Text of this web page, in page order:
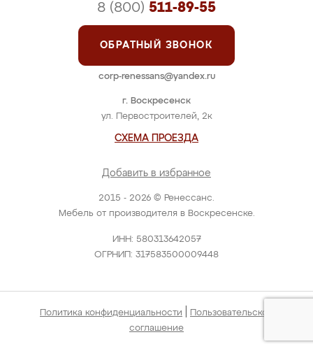
2015 - 2026 © Ренессанс.
Мебель от производителя в Воскресенске.
ИНН: 580313642057
ОГРНИП: 317583500009448
г. Воскресенск
ул. Первостроителей, 2к
СХЕМА ПРОЕЗДА
Добавить в избранное
8 (800) 511-89-55
ОБРАТНЫЙ ЗВОНОК
corp-renessans@yandex.ru
Политика конфиденциальности
Пользовательское
соглашение